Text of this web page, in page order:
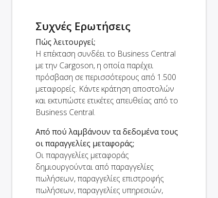
Συχνές Ερωτήσεις
Πώς λειτουργεί;
Η επέκταση συνδέει το Business Central
με την Cargoson, η οποία παρέχει
πρόσβαση σε περισσότερους από 1.500
μεταφορείς. Κάντε κράτηση αποστολών
και εκτυπώστε ετικέτες απευθείας από το
Business Central.
Από πού λαμβάνουν τα δεδομένα τους
οι παραγγελίες μεταφοράς;
Οι παραγγελίες μεταφοράς
δημιουργούνται από παραγγελίες
πωλήσεων, παραγγελίες επιστροφής
πωλήσεων, παραγγελίες υπηρεσιών,